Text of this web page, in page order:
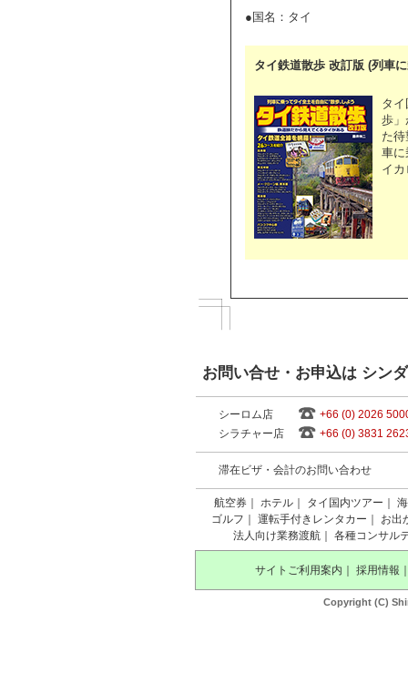
●国名：タイ
タイ鉄道散歩 改訂版 (列車
タ
歩」
た
車に
イ
お問い合せ・お申込は シン
シーロム店
+66 (0) 2026
シラチャー店
+66 (0) 3831
滞在ビザ・会計のお問い合わせ
航空券 ホテル タイ国内ツアー
ゴルフ
運転手付きレンタカー
お出
法人向け業務渡航
各種コンサル
サイトご利用案内 採用情報
Copyright (C)